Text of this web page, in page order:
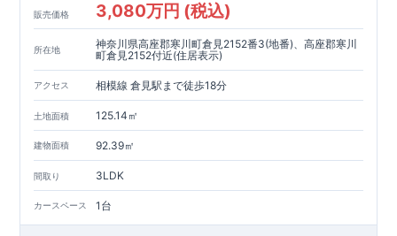
販売価格 3,080万円 (税込)
所在地
神奈川県高座郡寒川町倉見2152番3(地番)、高座郡寒川
町倉見2152付近(住居表示)
アクセス 相模線 倉見駅まで徒歩18分
土地面積 125.14㎡
建物面積 92.39㎡
間取り 3LDK
カースペース 1台